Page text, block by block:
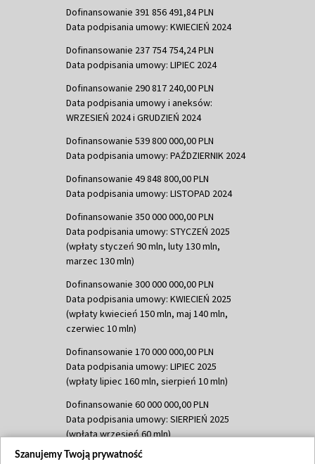
Dofinansowanie 391 856 491,84 PLN
Data podpisania umowy: KWIECIEŃ 2024
Dofinansowanie 237 754 754,24 PLN
Data podpisania umowy: LIPIEC 2024
Dofinansowanie 290 817 240,00 PLN
Data podpisania umowy i aneksów:
WRZESIEŃ 2024 i GRUDZIEŃ 2024
Dofinansowanie 539 800 000,00 PLN
Data podpisania umowy: PAŹDZIERNIK 2024
Dofinansowanie 49 848 800,00 PLN
Data podpisania umowy: LISTOPAD 2024
Dofinansowanie 350 000 000,00 PLN
Data podpisania umowy: STYCZEŃ 2025
(wpłaty styczeń 90 mln, luty 130 mln,
marzec 130 mln)
Dofinansowanie 300 000 000,00 PLN
Data podpisania umowy: KWIECIEŃ 2025
(wpłaty kwiecień 150 mln, maj 140 mln,
czerwiec 10 mln)
Dofinansowanie 170 000 000,00 PLN
Data podpisania umowy: LIPIEC 2025
(wpłaty lipiec 160 mln, sierpień 10 mln)
Dofinansowanie 60 000 000,00 PLN
Data podpisania umowy: SIERPIEŃ 2025
(wpłata wrzesień 60 mln)
Dofinansowanie 635 783 051,21 PLN
Szanujemy Twoją prywatność